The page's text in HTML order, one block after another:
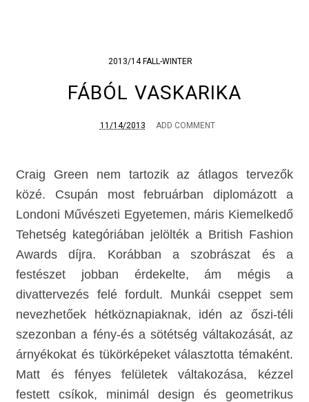
2013/14 FALL-WINTER
FÁBÓL VASKARIKA
11/14/2013 ADD COMMENT
Craig Green nem tartozik az átlagos tervezők
közé. Csupán most februárban diplomázott a
Londoni Művészeti Egyetemen, máris Kiemelkedő
Tehetség kategóriában jelölték a British Fashion
Awards díjra. Korábban a szobrászat és a
festészet jobban érdekelte, ám mégis a
divattervezés felé fordult. Munkái cseppet sem
nevezhetőek hétköznapiaknak, idén az őszi-téli
szezonban a fény-és a sötétség váltakozását, az
árnyékokat és tükörképeket választotta témaként.
Matt és fényes felületek váltakozása, kézzel
festett csíkok, minimál design és geometrikus